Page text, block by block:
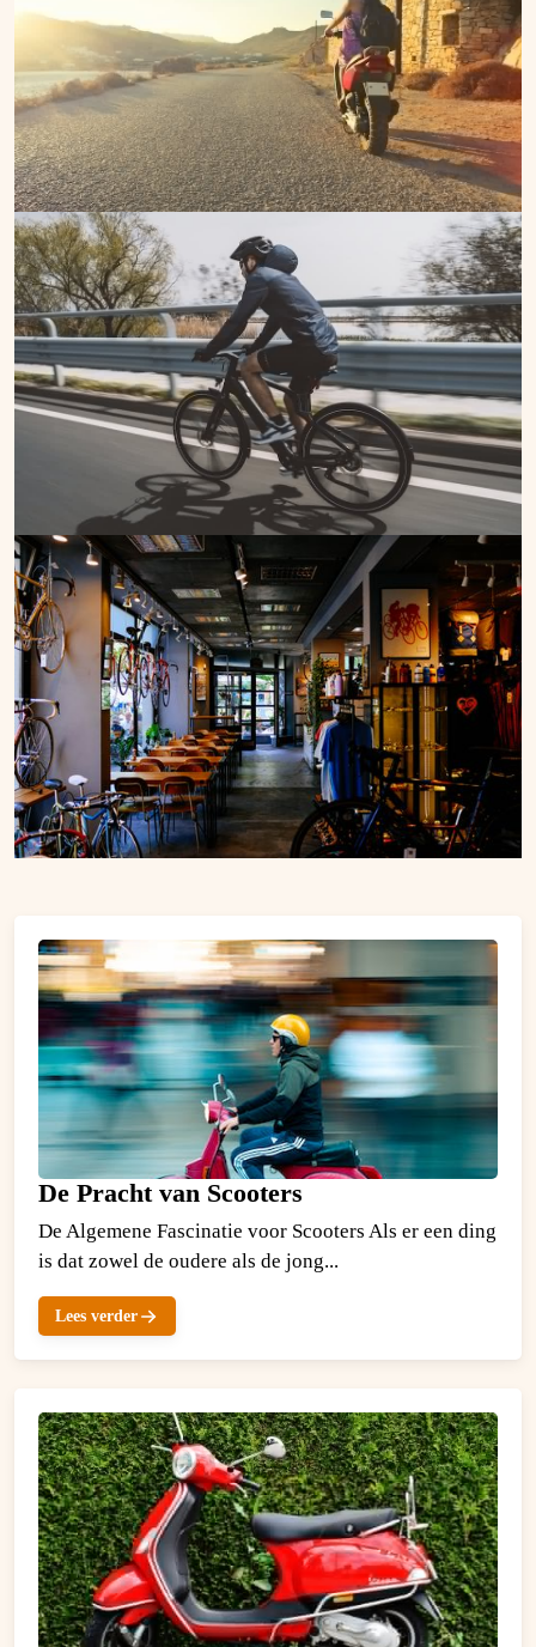
De Pracht van Scooters
De Algemene Fascinatie voor Scooters Als er een ding
is dat zowel de oudere als de jong...
Lees verder